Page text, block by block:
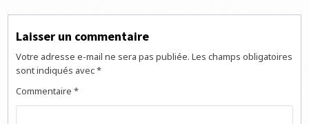
Laisser un commentaire
Votre adresse e-mail ne sera pas publiée. Les champs obligatoires
sont indiqués avec*
Commentaire*